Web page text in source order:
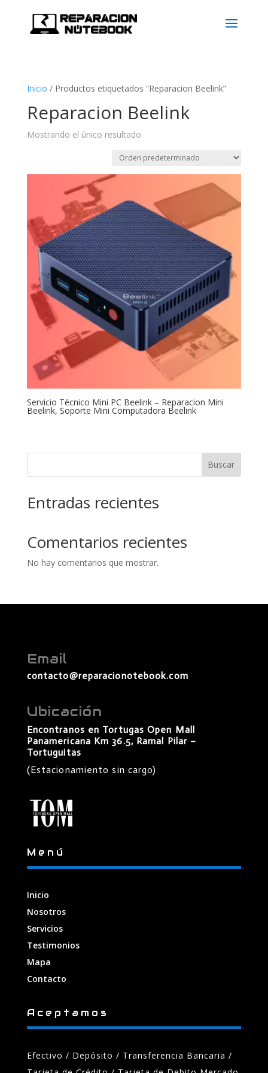
Inicio / Productos etiquetados “Reparacion Beelink”
Reparacion Beelink
Mostrando el único resultado
Servicio Técnico Mini PC Beelink – Reparacion Mini
Beelink, Soporte Mini Computadora Beelink
Buscar
Entradas recientes
Comentarios recientes
No hay comentarios que mostrar.
Email
contacto@reparacionotebook.com
Ubicación
Encontranos en Tortugas Open Mall
Panamericana Km 36.5, Ramal Pilar –
Tortuguitas
(Estacionamiento sin cargo)
Menú
Inicio
Nosotros
Servicios
Testimonios
Mapa
Contacto
Aceptamos
Efectivo / Depósito / Transferencia Bancaria /